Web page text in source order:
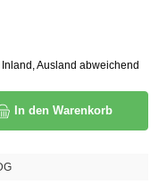
Ausland abweichend
In den Warenkorb